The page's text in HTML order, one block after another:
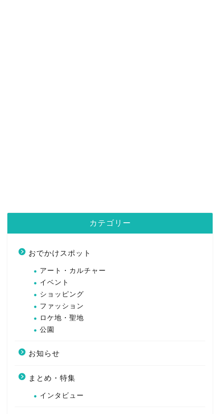
カテゴリー
おでかけスポット
アート・カルチャー
イベント
ショッピング
ファッション
ロケ地・聖地
公園
お知らせ
まとめ・特集
インタビュー